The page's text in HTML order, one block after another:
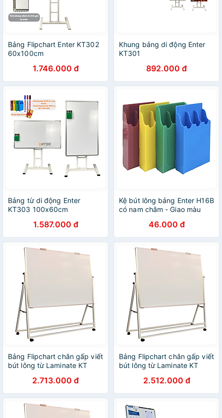
Bảng Flipchart Enter KT302
60x100cm
1.746.000 đ
Khung bảng di động Enter
KT301
892.000 đ
Bảng từ di động Enter
KT303 100x60cm
1.587.000 đ
Kệ bút lông bảng Enter H16B
có nam châm - Giao màu
46.000 đ
Bảng Flipchart chân gấp viết
bút lông từ Laminate KT
2.713.000 đ
Bảng Flipchart chân gấp viết
bút lông từ Laminate KT
2.512.000 đ